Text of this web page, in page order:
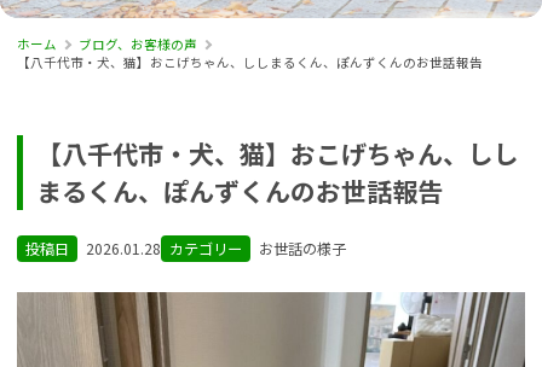
ホーム
ブログ、お客様の声
【八千代市・犬、猫】おこげちゃん、ししまるくん、ぽんずくんのお世話報告
【八千代市・犬、猫】おこげちゃん、しし
まるくん、ぽんずくんのお世話報告
投稿日 2026.01.28 カテゴリー お世話の様子